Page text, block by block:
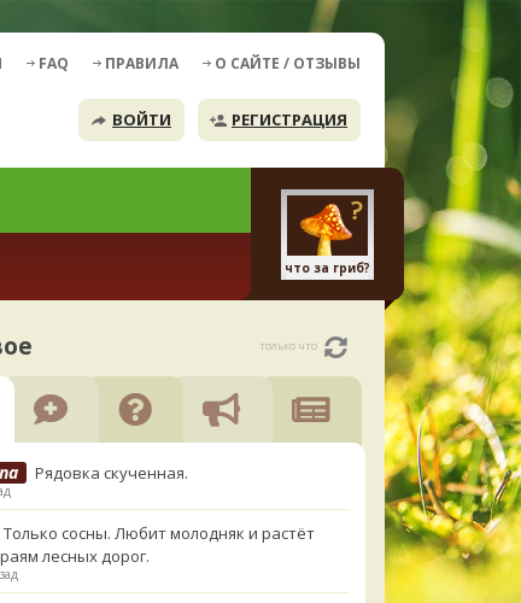
FAQ ПРАВИЛА О САЙТЕ / ОТЗЫВЫ
ВОЙТИ РЕГИСТРАЦИЯ
что за гриб?
только что
Рядовка скученная.
Только сосны. Любит молодняк и растёт
лесных дорог.